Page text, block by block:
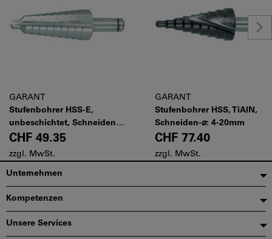
GARANT
Stufenbohrer HSS-E,
unbeschichtet, Schneiden-
⌀: 12-20mm
CHF 49.35
zzgl. MwSt.
GARANT
Stufenbohrer HSS, TiAlN,
Schneiden-⌀: 4-20mm
CHF 77.40
zzgl. MwSt.
Fußzeile
Unternehmen
Kompetenzen
Unsere Services